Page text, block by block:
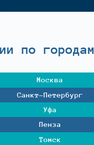
по городам
Москва
Санкт-Петербург
Уфа
Пенза
Томск